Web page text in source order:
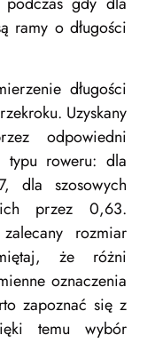
ramy o długości
długości
Uzyskany
odpowiedni
typu roweru: dla
dla szosowych
przez 0,63.
rozmiar
że różni
oznaczenia
zapoznać się z
temu wybór